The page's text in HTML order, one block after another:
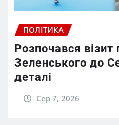
ПОЛІТИКА
Розпочався візит
Зеленського до
деталі
Сер 7, 2026